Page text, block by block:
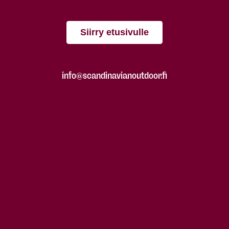
Siirry etusivulle
info@scandinavianoutdoor.fi